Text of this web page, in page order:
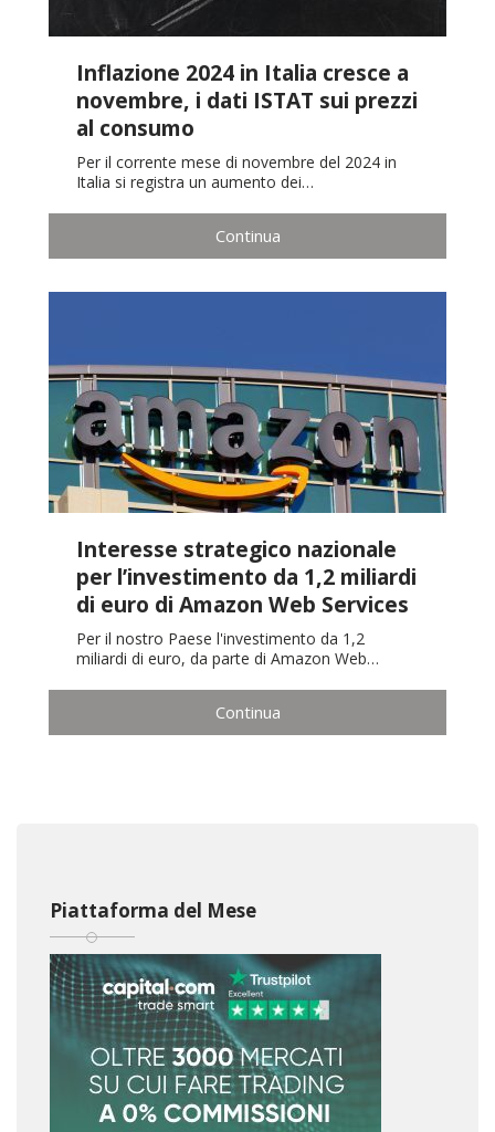
Inflazione 2024 in Italia cresce a
novembre, i dati ISTAT sui prezzi
al consumo
Per il corrente mese di novembre del 2024 in
Italia si registra un aumento dei…
Continua
Interesse strategico nazionale
per l’investimento da 1,2 miliardi
di euro di Amazon Web Services
Per il nostro Paese l'investimento da 1,2
miliardi di euro, da parte di Amazon Web…
Continua
Piattaforma del Mese